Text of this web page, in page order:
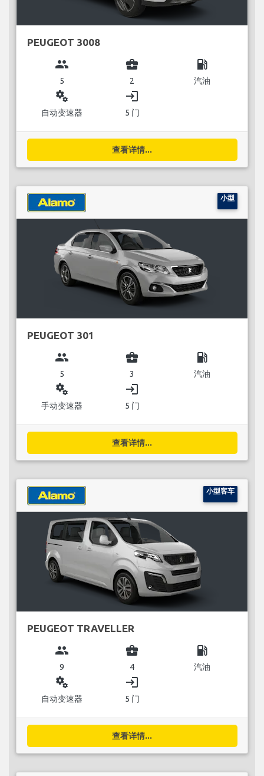
PEUGEOT 3008
group
5
business_center
2
local_gas_station
汽油
miscellaneous_services
自动变速器
login
5 门
查看详情...
小型
PEUGEOT 301
group
5
business_center
3
local_gas_station
汽油
miscellaneous_services
手动变速器
login
5 门
查看详情...
小型客车
PEUGEOT TRAVELLER
group
9
business_center
4
local_gas_station
汽油
miscellaneous_services
自动变速器
login
5 门
查看详情...